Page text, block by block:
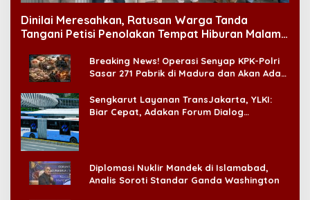
Dinilai Meresahkan, Ratusan Warga Tanda
Tangani Petisi Penolakan Tempat Hiburan Malam
Breaking News! Operasi Senyap KPK-Polri
Sasar 271 Pabrik di Madura dan Akan Ada
Sengkarut Layanan TransJakarta, YLKI:
Biar Cepat, Adakan Forum Dialog
Diplomasi Nuklir Mandek di Islamabad,
Analis Soroti Standar Ganda Washington